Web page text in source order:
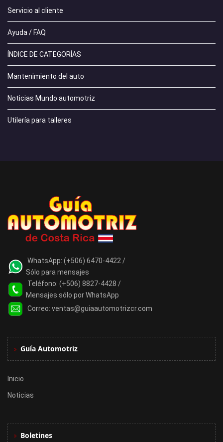
Servicio al cliente
Ayuda / FAQ
ÍNDICE DE CATEGORÍAS
Mantenimiento del auto
Noticias Mundo automotriz
Utilería para talleres
WhatsApp: (+506) 6470-4422 /
Sólo para mensajes
Teléfono: (+506) 8827-4428 /
Mensajes sólo por WhatsApp
Correo: ventas@guiaautomotrizcr.com
Guía Automotriz
Inicio
Noticias
Boletines